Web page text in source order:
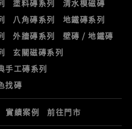
塗料磚系列
清水模磁磚
八角磚系列
地鐵磚系列
外牆磚系列
壁磚 / 地鐵磚
玄關磁磚系列
手工磚系列
找磚
實績案例 前往門市